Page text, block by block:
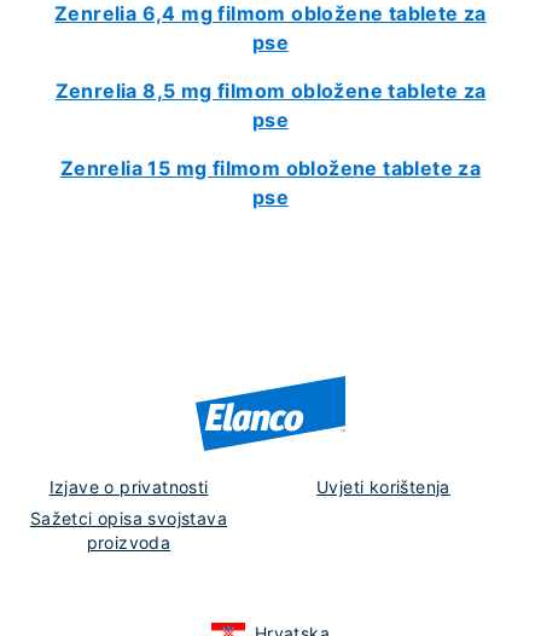
Zenrelia 6,4 mg filmom obložene tablete za
pse
Zenrelia 8,5 mg filmom obložene tablete za
pse
Zenrelia 15 mg filmom obložene tablete za
pse
Izjave o privatnosti
Uvjeti korištenja
Sažetci opisa svojstava
proizvoda